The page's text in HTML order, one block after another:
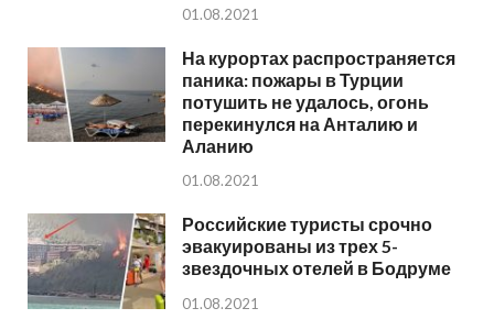
01.08.2021
На курортах распространяется
паника: пожары в Турции
потушить не удалось, огонь
перекинулся на Анталию и
Аланию
01.08.2021
Российские туристы срочно
эвакуированы из трех 5-
звездочных отелей в Бодруме
01.08.2021